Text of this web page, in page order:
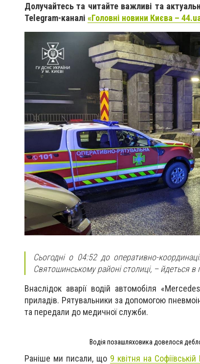
Долучайтесь та читайте важливі та
Telegram-каналі «Головні новини Києва –
Сьогодні о 04:52 до оперативно-
Святошинському районі столиці, – йдеться в
Внаслідок аварії водій автомобіля
приладів. Рятувальники за допомогою
та передали до медичної служби.
Водія позашляховика довелося
Раніше ми писали, що 9 квітня на